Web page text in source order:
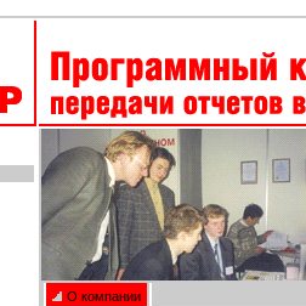
О компании